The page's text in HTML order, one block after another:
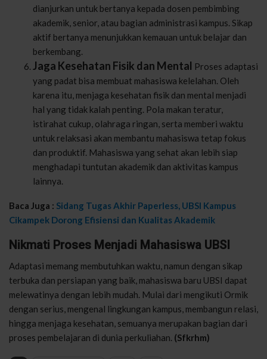
dianjurkan untuk bertanya kepada dosen pembimbing
akademik, senior, atau bagian administrasi kampus. Sikap
aktif bertanya menunjukkan kemauan untuk belajar dan
berkembang.
Jaga Kesehatan Fisik dan Mental Proses adaptasi
yang padat bisa membuat mahasiswa kelelahan. Oleh
karena itu, menjaga kesehatan fisik dan mental menjadi
hal yang tidak kalah penting. Pola makan teratur,
istirahat cukup, olahraga ringan, serta memberi waktu
untuk relaksasi akan membantu mahasiswa tetap fokus
dan produktif. Mahasiswa yang sehat akan lebih siap
menghadapi tuntutan akademik dan aktivitas kampus
lainnya.
Baca Juga : Sidang Tugas Akhir Paperless, UBSI Kampus
Cikampek Dorong Efisiensi dan Kualitas Akademik
Nikmati Proses Menjadi Mahasiswa UBSI
Adaptasi memang membutuhkan waktu, namun dengan sikap
terbuka dan persiapan yang baik, mahasiswa baru UBSI dapat
melewatinya dengan lebih mudah. Mulai dari mengikuti Ormik
dengan serius, mengenal lingkungan kampus, membangun relasi,
hingga menjaga kesehatan, semuanya merupakan bagian dari
proses pembelajaran di dunia perkuliahan. (Sfkrhm)